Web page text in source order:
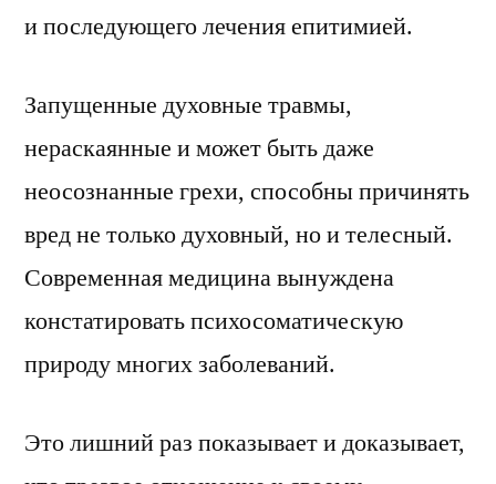
и последующего лечения епитимией.
Запущенные духовные травмы,
нераскаянные и может быть даже
неосознанные грехи, способны причинять
вред не только духовный, но и телесный.
Современная медицина вынуждена
констатировать психосоматическую
природу многих заболеваний.
Это лишний раз показывает и доказывает,